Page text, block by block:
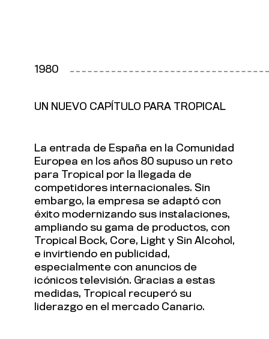
UN NUEVO CAPÍTULO PARA TROPICAL
1980
La entrada de España en la Comunidad
Europea en los años 80 supuso un reto
para Tropical por la llegada de
competidores internacionales. Sin
embargo, la empresa se adaptó con
éxito modernizando sus instalaciones,
ampliando su gama de productos, con
Tropical Bock, Core, Light y Sin Alcohol,
e invirtiendo en publicidad,
especialmente con anuncios de
icónicos televisión. Gracias a estas
medidas, Tropical recuperó su
liderazgo en el mercado Canario.